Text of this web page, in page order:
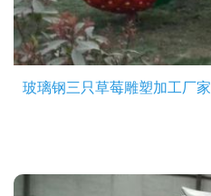
玻璃钢三只草莓雕塑加工厂家